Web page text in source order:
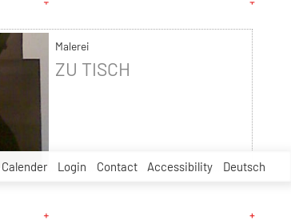
Calender Login Contact Accessibility Deutsch
Malerei
ZU TISCH